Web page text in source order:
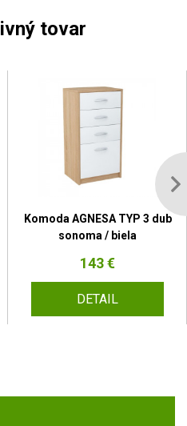
tovar
Komoda AGNESA TYP 3 dub
sonoma / biela
143 €
DETAIL